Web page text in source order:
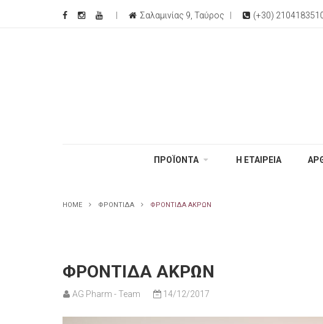
Σαλαμινίας 9, Ταύρος (+30)
ΠΡΟΪΟΝΤΑ Η ΕΤΑΙΡΕΙΑ
HOME ΦΡΟΝΤΊΔΑ ΦΡΟΝΤΊΔΑ ΆΚΡΩΝ
ΦΡΟΝΤΊΔΑ ΆΚΡΩΝ
AG Pharm - Team 14/12/2017